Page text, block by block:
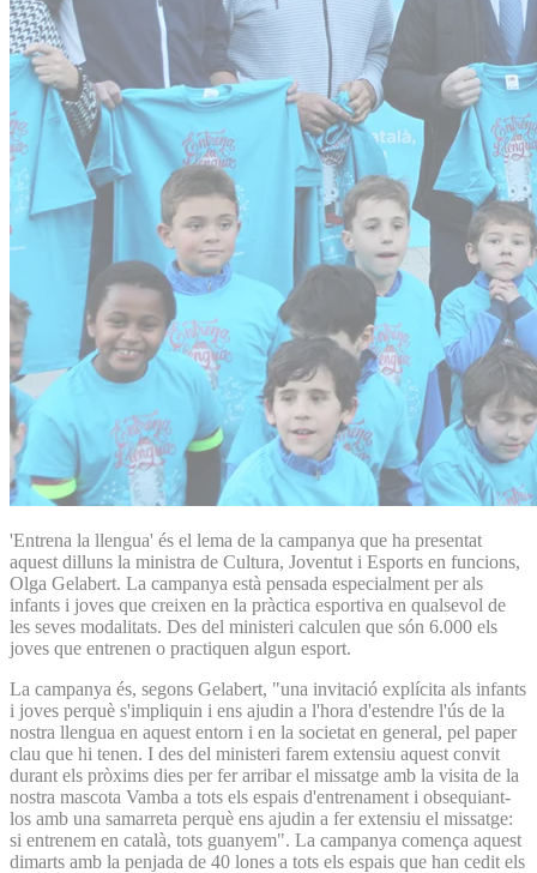
'Entrena la llengua' és el lema de la campanya que ha presentat
aquest dilluns la ministra de Cultura, Joventut i Esports en funcions,
Olga Gelabert. La campanya està pensada especialment per als
infants i joves que creixen en la pràctica esportiva en qualsevol de
les seves modalitats. Des del ministeri calculen que són 6.000 els
joves que entrenen o practiquen algun esport.
La campanya és, segons Gelabert, "una invitació explícita als infants
i joves perquè s'impliquin i ens ajudin a l'hora d'estendre l'ús de la
nostra llengua en aquest entorn i en la societat en general, pel paper
clau que hi tenen. I des del ministeri farem extensiu aquest convit
durant els pròxims dies per fer arribar el missatge amb la visita de la
nostra mascota Vamba a tots els espais d'entrenament i obsequiant-
los amb una samarreta perquè ens ajudin a fer extensiu el missatge:
si entrenem en català, tots guanyem". La campanya comença aquest
dimarts amb la penjada de 40 lones a tots els espais que han cedit els